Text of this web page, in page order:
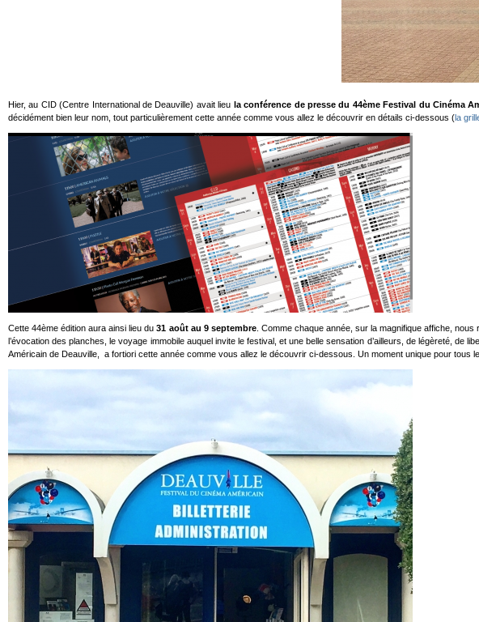
Hier, au CID (Centre International de Deauville) avait lieu la conférence de presse du 44ème Festival du Cinéma
décidément bien leur nom, tout particulièrement cette année comme vous allez le découvrir en détails ci-dessous (la
Cette 44ème édition aura ainsi lieu du31 août au 9 septembre. Comme chaque année, sur la magnifique affiche,
l’évocation des planches, le voyage immobile auquel invite le festival, et une belle sensation d’ailleurs, de légèreté,
Américain de Deauville, a fortiori cette année comme vous allez le découvrir ci-dessous. Un moment unique pour tous